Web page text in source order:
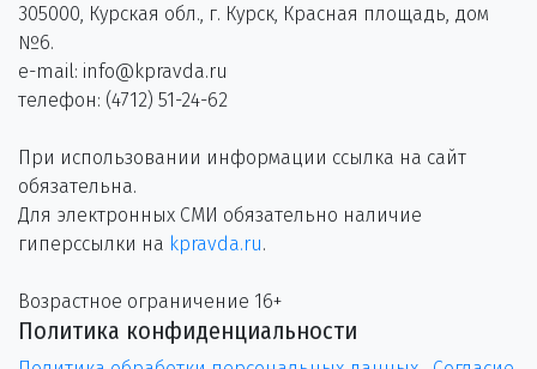
305000, Курская обл., г. Курск, Красная площадь, дом
№6.
e-mail: info@kpravda.ru
телефон: (4712) 51-24-62
При использовании информации ссылка на сайт
обязательна.
Для электронных СМИ обязательно наличие
гиперссылки на kpravda.ru.
Возрастное ограничение 16+
Политика конфиденциальности